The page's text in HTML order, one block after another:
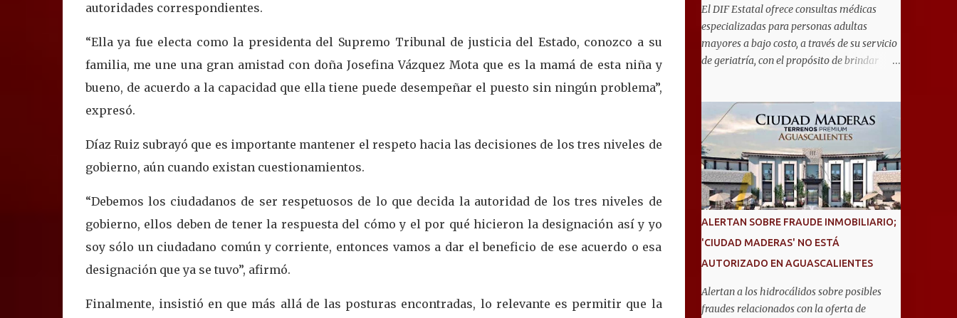
autoridades correspondientes.
“Ella ya fue electa como la presidenta del Supremo Tribunal de justicia del Estado, conozco a su
familia, me une una gran amistad con doña Josefina Vázquez Mota que es la mamá de esta niña y
bueno, de acuerdo a la capacidad que ella tiene puede desempeñar el puesto sin ningún problema”,
expresó.
Díaz Ruiz subrayó que es importante mantener el respeto hacia las decisiones de los tres niveles de
gobierno, aún cuando existan cuestionamientos.
“Debemos los ciudadanos de ser respetuosos de lo que decida la autoridad de los tres niveles de
gobierno, ellos deben de tener la respuesta del cómo y el por qué hicieron la designación así y yo
soy sólo un ciudadano común y corriente, entonces vamos a dar el beneficio de ese acuerdo o esa
designación que ya se tuvo”, afirmó.
Finalmente, insistió en que más allá de las posturas encontradas, lo relevante es permitir que la
El DIF Estatal ofrece consultas médicas
especializadas para personas adultas
mayores a bajo costo, a través de su servicio
de geriatría, con el propósito de brindar
calidad de vida. Aurora Jiménez Esquivel,
primera voluntaria y presidenta del DIF
Estatal, informó que la consulta de geriatría
se enfoca fundamentalmente en la
prevención, el diagnóstico y tratamiento de
las enfermedades más comunes en las
personas mayores de 60 años, como
diabetes, hipertensión, deterioro cognitivo y
alzhéimer, entre otros padecimientos.
"Nuestros adultos mayores son el corazón
respeto, cuidado y reconocimiento; por eso,
ALERTAN SOBRE FRAUDE INMOBILIARIO;
'CIUDAD MADERAS' NO ESTÁ
AUTORIZADO EN AGUASCALIENTES
Alertan a los hidrocálidos sobre posibles
fraudes relacionados con la oferta de